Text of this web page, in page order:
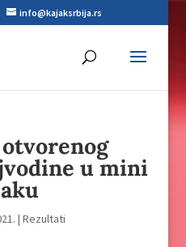
info@kajaksrbija.rs
u mini
|Rezultati